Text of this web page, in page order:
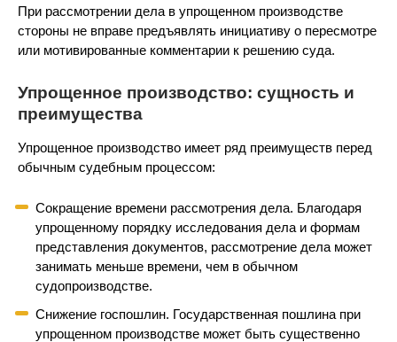
При рассмотрении дела в упрощенном производстве
стороны не вправе предъявлять инициативу о пересмотре
или мотивированные комментарии к решению суда.
Упрощенное производство: сущность и
преимущества
Упрощенное производство имеет ряд преимуществ перед
обычным судебным процессом:
Сокращение времени рассмотрения дела. Благодаря
упрощенному порядку исследования дела и формам
представления документов, рассмотрение дела может
занимать меньше времени, чем в обычном
судопроизводстве.
Снижение госпошлин. Государственная пошлина при
упрощенном производстве может быть существенно